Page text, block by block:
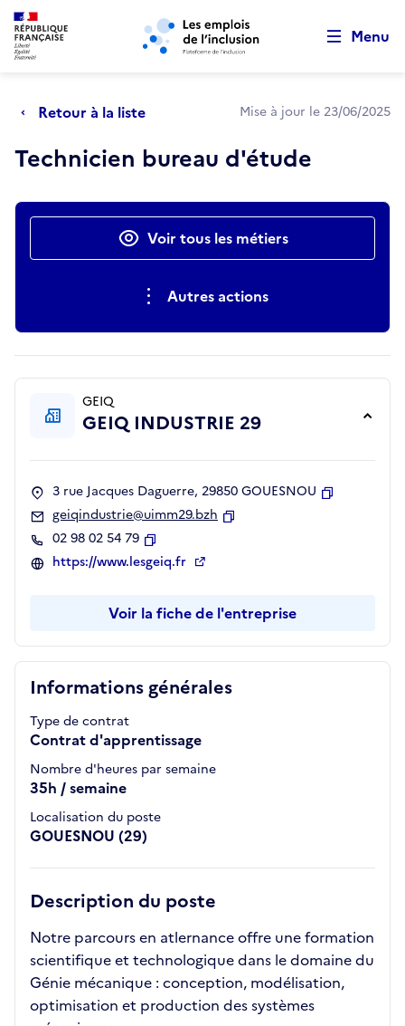
Aller au menu principal Aller au contenu principal
Menu
Retour à la liste Mise à jour le 23/06/2025
Technicien bureau d'étude
Actions rapidesVoir tous les métiers
Autres actions
Informations générales
Type de contrat
Contrat d'apprentissage
Nombre d'heures par semaine
35h / semaine
Localisation du poste
GOUESNOU (29)
Description du poste
Notre parcours en atlernance offre une formation
scientifique et technologique dans le domaine du
Génie mécanique : conception, modélisation,
optimisation et production des systèmes
GEIQ
GEIQ INDUSTRIE 29
3 rue Jacques Daguerre, 29850 GOUESNOU
geiqindustrie@uimm29.bzh
02 98 02 54 79
Copier
https://www.lesgeiq.fr
Voir la fiche de l'entreprise
Retour au début de la page
Panneau de gestion des cookies